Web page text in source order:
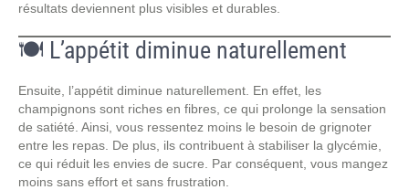
résultats deviennent plus visibles et durables.
🍽️ L’appétit diminue naturellement
Ensuite, l’appétit diminue naturellement. En effet, les
champignons sont riches en fibres, ce qui prolonge la sensation
de satiété. Ainsi, vous ressentez moins le besoin de grignoter
entre les repas. De plus, ils contribuent à stabiliser la glycémie,
ce qui réduit les envies de sucre. Par conséquent, vous mangez
moins sans effort et sans frustration.